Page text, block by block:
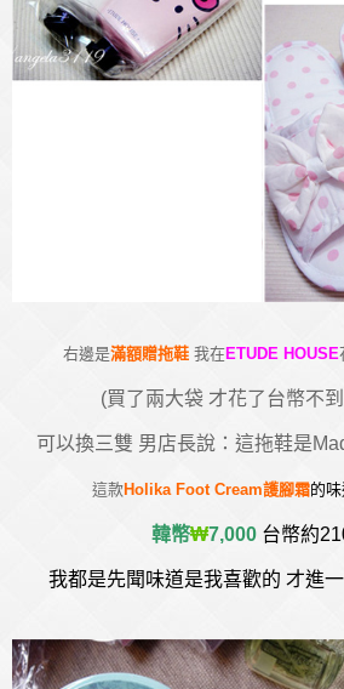
右邊是滿額贈拖鞋我在ETUDE HOUSE
(買了兩大袋 才花了台幣不
可以換三雙 男店長說：這拖鞋是
這款Holika Foot Cream護腳霜的
韓幣₩7,000 台幣約
我都是先聞味道是我喜歡的 才進